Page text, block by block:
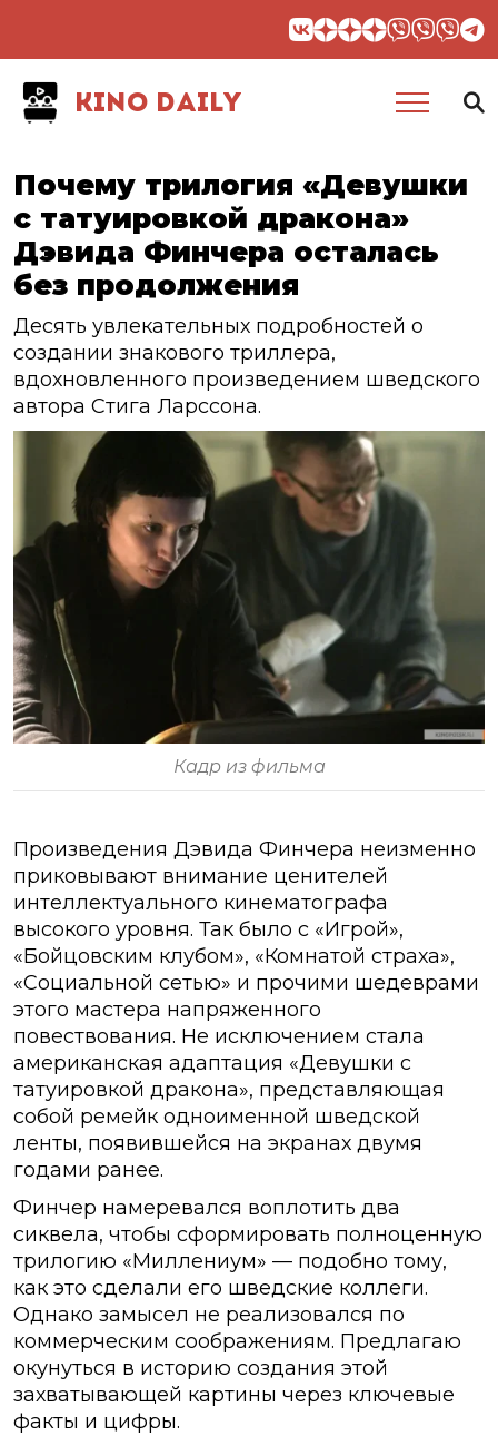
KINO DAILY
Почему трилогия «Девушки
с татуировкой дракона»
Дэвида Финчера осталась
без продолжения
Десять увлекательных подробностей о
создании знакового триллера,
вдохновленного произведением шведского
автора Стига Ларссона.
Кадр из фильма
Произведения Дэвида Финчера неизменно
приковывают внимание ценителей
интеллектуального кинематографа
высокого уровня. Так было с «Игрой»,
«Бойцовским клубом», «Комнатой страха»,
«Социальной сетью» и прочими шедеврами
этого мастера напряженного
повествования. Не исключением стала
американская адаптация «Девушки с
татуировкой дракона», представляющая
собой ремейк одноименной шведской
ленты, появившейся на экранах двумя
годами ранее.
Финчер намеревался воплотить два
сиквела, чтобы сформировать полноценную
трилогию «Миллениум» — подобно тому,
как это сделали его шведские коллеги.
Однако замысел не реализовался по
коммерческим соображениям. Предлагаю
окунуться в историю создания этой
захватывающей картины через ключевые
факты и цифры.